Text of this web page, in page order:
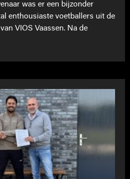
was er een bijzonder
enthousiaste voetballers uit de
VIOS Vaassen. Na de